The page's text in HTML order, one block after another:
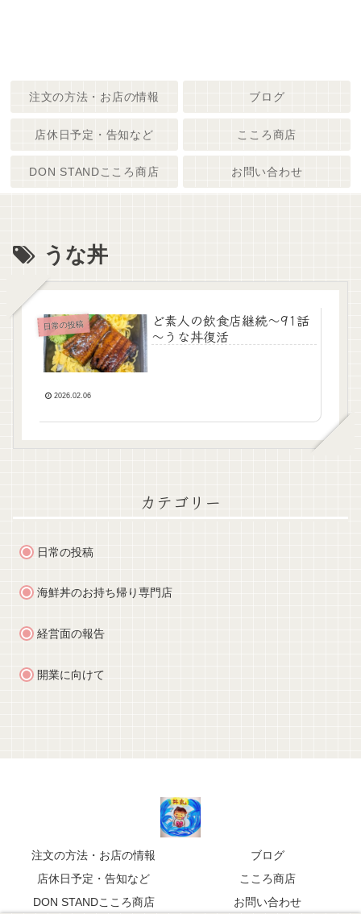
注文の方法・お店の情報 ブログ
店休日予定・告知など こころ商店
DON STANDこころ商店 お問い合わせ
うな丼
日常の投稿
ど素人の飲食店継続～91話
～うな丼復活
2026.02.06
カテゴリー
日常の投稿
海鮮丼のお持ち帰り専門店
経営面の報告
開業に向けて
注文の方法・お店の情報
ブログ
店休日予定・告知など
こころ商店
DON STANDこころ商店
お問い合わせ